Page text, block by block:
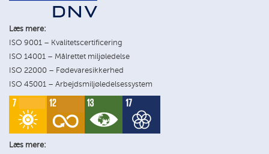
Læs mere:
ISO 9001 – Kvalitetscertificering
ISO 14001 – Målrettet miljøledelse
ISO 22000 – Fødevaresikkerhed
ISO 45001 – Arbejdsmiljøledelsessystem
Læs mere: